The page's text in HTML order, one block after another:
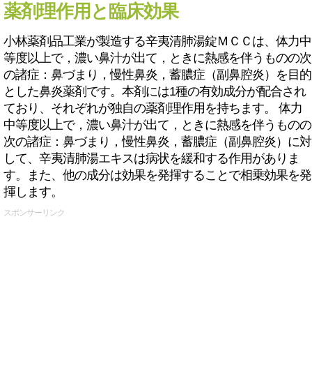
薬剤理作用と臨床効果
小林薬剤品工業が製造する辛夷清肺湯錠ＭＣＣは、体力中
等度以上で，濃い鼻汁が出て，ときに熱感を伴うものの次
の諸症：鼻づまり，慢性鼻炎，蓄膿症（副鼻腔炎）を目的
とした鼻炎薬剤です。本剤には1種の有効成分が配合され
ており、それぞれが独自の薬剤理作用を持ちます。 体力
中等度以上で，濃い鼻汁が出て，ときに熱感を伴うものの
次の諸症：鼻づまり，慢性鼻炎，蓄膿症（副鼻腔炎）に対
して、辛夷清肺湯エキスは病状を緩和する作用がありま
す。また、他の成分は効果を発揮することで相乗効果を発
揮します。
スポンサーリンク